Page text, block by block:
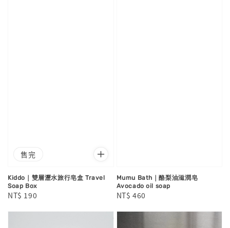
售完
Kiddo｜雙層瀝水旅行皂盒 Travel
Soap Box
Regular
NT$ 190
Mumu Bath｜酪梨油滋潤皂
Avocado oil soap
Regular
NT$ 460